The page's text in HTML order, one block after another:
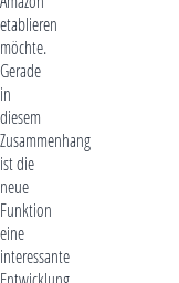
etablieren
möchte.
Gerade
in
diesem
Zusammenhang
ist die
neue
Funktion
eine
interessante